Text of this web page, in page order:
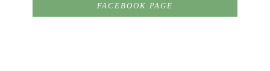
FACEBOOK PAGE